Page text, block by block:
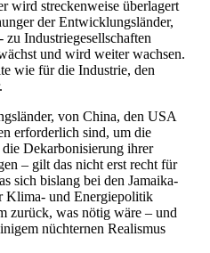
wird strecken­weise überlagert
der Entwick­lungs­länder,
Indus­trie­ge­sell­schaften
und wird weiter wachsen.
wie für die Industrie, den
von China, den USA
erfor­derlich sind, um die
Dekar­bo­ni­sierung ihrer
– gilt das nicht erst recht für
sich bislang bei den Jamaika-
Klima- und Energie­po­litik
zurück, was nötig wäre – und
nüchternen Realismus